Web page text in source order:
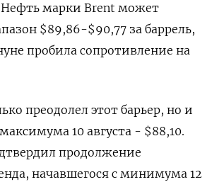
Нефть марки Brent может
$89,86-$90,77 за баррель,
пробила сопротивление на
преодолел этот барьер, но и
10 августа - $88,10.
продолжение
начавшегося с минимума 12